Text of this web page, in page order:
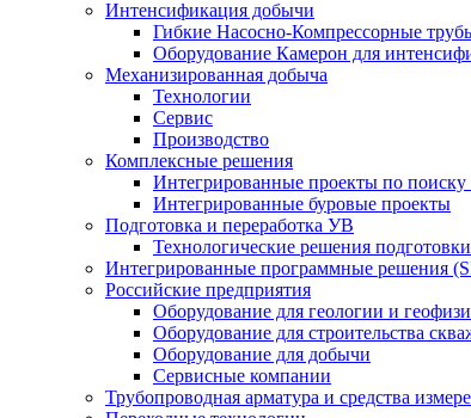
Интенсификация добычи
Гибкие Насосно-Компрессорные
Оборудование Камерон для
Механизированная добыча
Технологии
Сервис
Производство
Комплексные решения
Интегрированные проекты по поиску
Интегрированные буровые проекты
Подготовка и переработка УВ
Технологические решения
Интегрированные программные решения
Российские предприятия
Оборудование для геологии и
Оборудование для строительства
Оборудование для добычи
Сервисные компании
Трубопроводная арматура и средства